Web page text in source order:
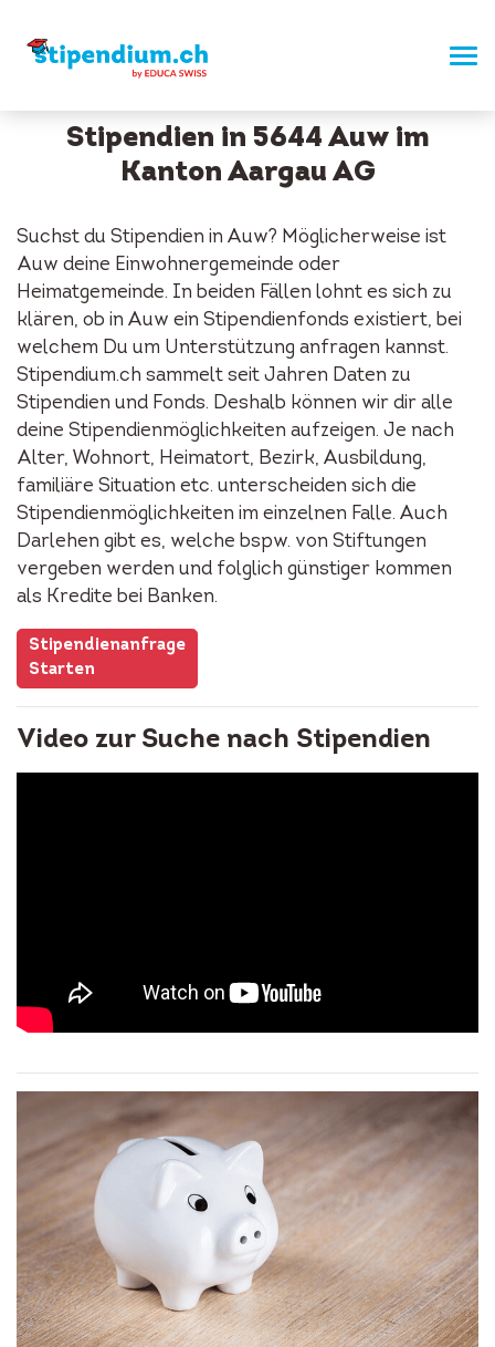
Stipendien in 5644 Auw im
Kanton Aargau AG
Suchst du Stipendien in Auw? Möglicherweise ist
Auw deine Einwohnergemeinde oder
Heimatgemeinde. In beiden Fällen lohnt es sich zu
klären, ob in Auw ein Stipendienfonds existiert, bei
welchem Du um Unterstützung anfragen kannst.
Stipendium.ch sammelt seit Jahren Daten zu
Stipendien und Fonds. Deshalb können wir dir alle
deine Stipendienmöglichkeiten aufzeigen. Je nach
Alter, Wohnort, Heimatort, Bezirk, Ausbildung,
familiäre Situation etc. unterscheiden sich die
Stipendienmöglichkeiten im einzelnen Falle. Auch
Darlehen gibt es, welche bspw. von Stiftungen
vergeben werden und folglich günstiger kommen
als Kredite bei Banken.
Stipendienanfrage
Starten
Video zur Suche nach Stipendien